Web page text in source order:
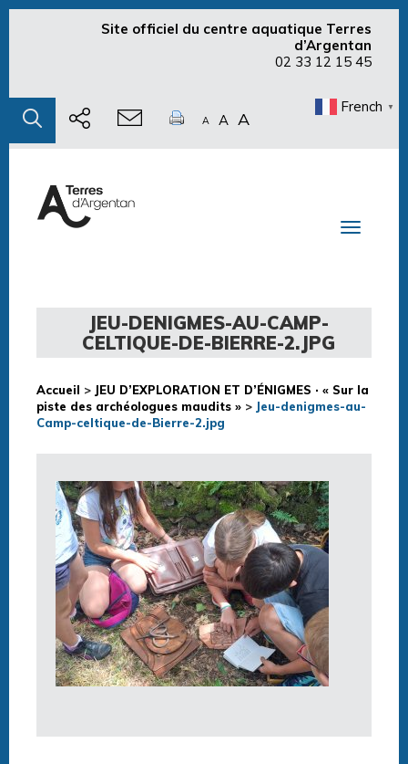
Site officiel du centre aquatique Terres
d’Argentan
02 33 12 15 45
A A A
French ▼
Toggle
JEU-DENIGMES-AU-CAMP-
CELTIQUE-DE-BIERRE-2.JPG
Accueil > JEU D’EXPLORATION ET D’ÉNIGMES · « Sur la
piste des archéologues maudits » > Jeu-denigmes-au-
Camp-celtique-de-Bierre-2.jpg